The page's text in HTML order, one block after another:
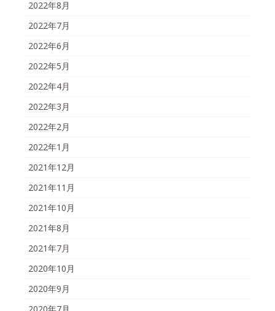
2022年8月
2022年7月
2022年6月
2022年5月
2022年4月
2022年3月
2022年2月
2022年1月
2021年12月
2021年11月
2021年10月
2021年8月
2021年7月
2020年10月
2020年9月